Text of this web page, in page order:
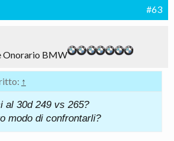
#63
Onorario BMW
↑
al 30d 249 vs 265?
modo di confrontarli?